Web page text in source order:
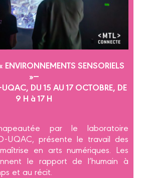
SENSORIELS
»—
DU 15 AU 17 OCTOBRE, DE
9 H à 17 H
par le laboratoire
UQAC, présente le travail des
en arts numériques. Les
le rapport de l’humain à
et au récit.